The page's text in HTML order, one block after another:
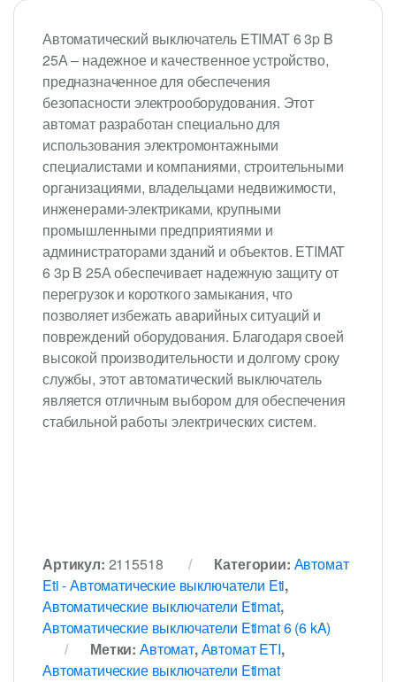
Автоматический выключатель ETIMAT 6 3p B
25А – надежное и качественное устройство,
предназначенное для обеспечения
безопасности электрооборудования. Этот
автомат разработан специально для
использования электромонтажными
специалистами и компаниями, строительными
организациями, владельцами недвижимости,
инженерами-электриками, крупными
промышленными предприятиями и
администраторами зданий и объектов. ETIMAT
6 3p B 25А обеспечивает надежную защиту от
перегрузок и короткого замыкания, что
позволяет избежать аварийных ситуаций и
повреждений оборудования. Благодаря своей
высокой производительности и долгому сроку
службы, этот автоматический выключатель
является отличным выбором для обеспечения
стабильной работы электрических систем.
Артикул: 2115518 Категории: Автомат
Eti - Автоматические выключатели Eti,
Автоматические выключатели Etimat,
Автоматические выключатели Etimat 6 (6 kA)
Метки: Автомат,Автомат ETI,
Автоматические выключатели Etimat